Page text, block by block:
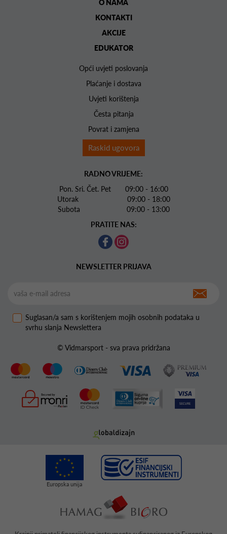
O NAMA
KONTAKTI
AKCIJE
EDUKATOR
Opći uvjeti poslovanja
Plaćanje i dostava
Uvjeti korištenja
Česta pitanja
Povrat i zamjena
Raskid ugovora
RADNO VRIJEME:
Pon. Sri. Čet. Pet 09:00 - 16:00
Utorak 09:00 - 18:00
Subota 09:00 - 13:00
PRATITE NAS:
NEWSLETTER PRIJAVA
Suglasan/a sam s korištenjem mojih osobnih podataka u
svrhu slanja Newslettera
© Vidmarsport - sva prava pridržana